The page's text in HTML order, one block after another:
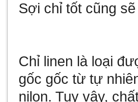
Sợi chỉ tốt cũng
Chỉ linen là loại
gốc gốc từ tự
nilon. Tuy vậy,